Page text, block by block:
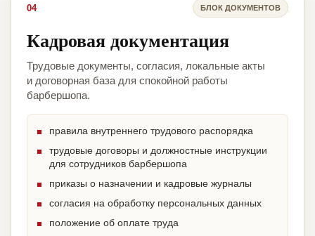
04 БЛОК ДОКУМЕНТОВ
Кадровая документация
Трудовые документы, согласия, локальные акты
и договорная база для спокойной работы
барбершопа.
правила внутреннего трудового распорядка
трудовые договоры и должностные инструкции
для сотрудников барбершопа
приказы о назначении и кадровые журналы
согласия на обработку персональных данных
положение об оплате труда